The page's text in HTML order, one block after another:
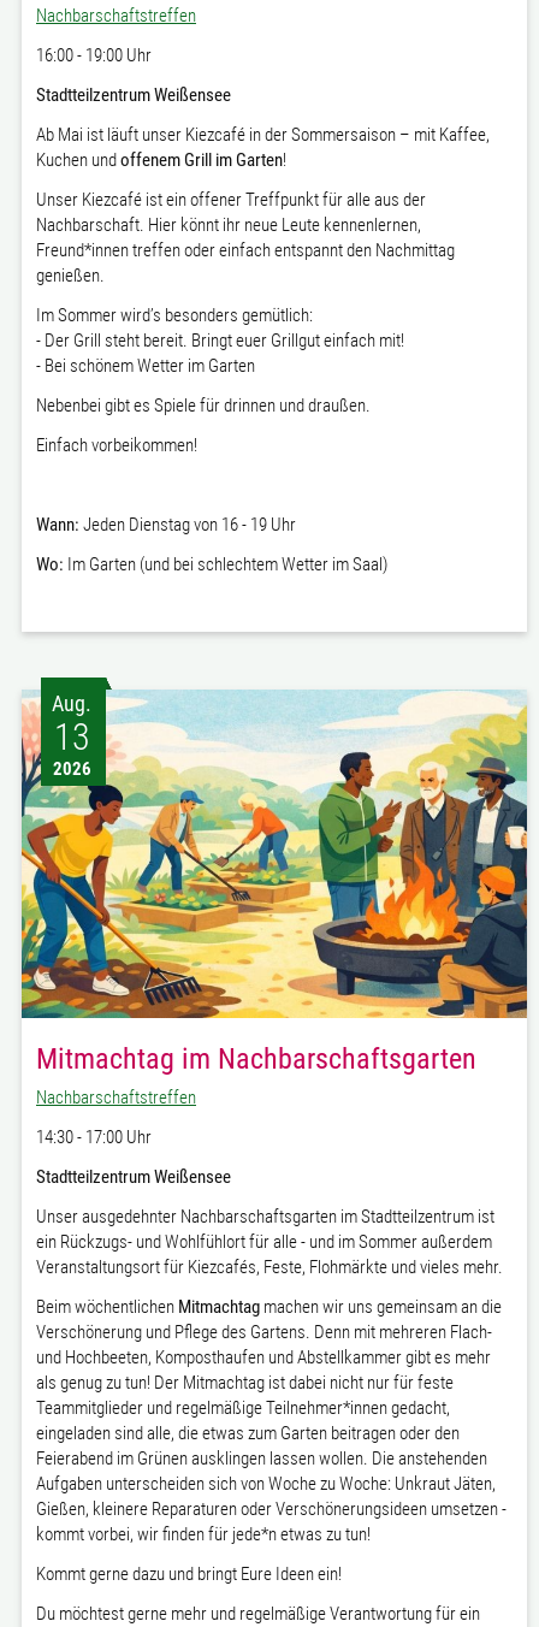
Nachbarschaftstreffen
16:00 - 19:00 Uhr
Stadtteilzentrum Weißensee
Ab Mai ist läuft unser Kiezcafé in der Sommersaison – mit Kaffee,
Kuchen undoffenem Grill im Garten!
Unser Kiezcafé ist ein offener Treffpunkt für alle aus der
Nachbarschaft. Hier könnt ihr neue Leute kennenlernen,
Freund*innen treffen oder einfach entspannt den Nachmittag
genießen.
Im Sommer wird’s besonders gemütlich:
- Der Grill steht bereit. Bringt euer Grillgut einfach mit!
- Bei schönem Wetter im Garten
Nebenbei gibt es Spiele für drinnen und draußen.
Einfach vorbeikommen!
Wann: Jeden Dienstag von 16 - 19 Uhr
Wo: Im Garten (und bei schlechtem Wetter im Saal)
Aug.
13
2026
Mitmachtag im Nachbarschaftsgarten
Nachbarschaftstreffen
14:30 - 17:00 Uhr
Stadtteilzentrum Weißensee
Unser ausgedehnter Nachbarschaftsgarten im Stadtteilzentrum ist
ein Rückzugs- und Wohlfühlort für alle - und im Sommer außerdem
Veranstaltungsort für Kiezcafés, Feste, Flohmärkte und vieles mehr.
Beim wöchentlichen Mitmachtag machen wir uns gemeinsam an die
Verschönerung und Pflege des Gartens. Denn mit mehreren Flach-
und Hochbeeten, Komposthaufen und Abstellkammer gibt es mehr
als genug zu tun! Der Mitmachtag ist dabei nicht nur für feste
Teammitglieder und regelmäßige Teilnehmer*innen gedacht,
eingeladen sind alle, die etwas zum Garten beitragen oder den
Feierabend im Grünen ausklingen lassen wollen. Die anstehenden
Aufgaben unterscheiden sich von Woche zu Woche: Unkraut Jäten,
Gießen, kleinere Reparaturen oder Verschönerungsideen umsetzen -
kommt vorbei, wir finden für jede*n etwas zu tun!
Kommt gerne dazu und bringt Eure Ideen ein!
Du möchtest gerne mehr und regelmäßige Verantwortung für ein